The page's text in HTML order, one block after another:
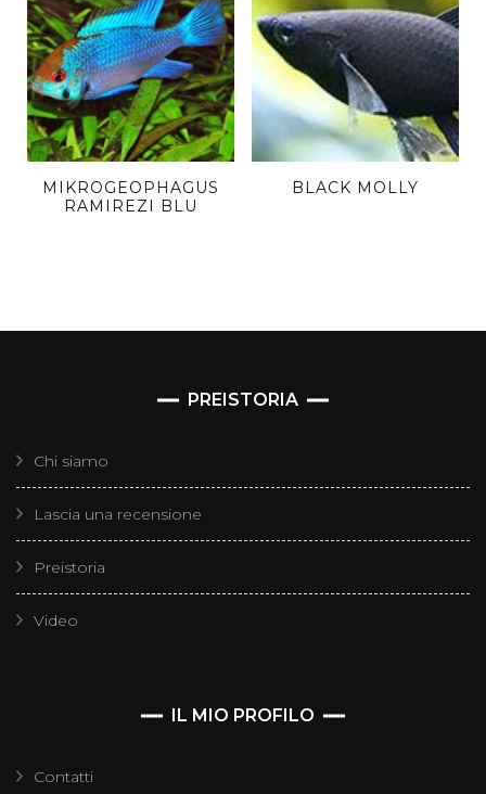
MIKROGEOPHAGUS
RAMIREZI BLU
BLACK MOLLY
PREISTORIA
Chi siamo
Lascia una recensione
Preistoria
Video
IL MIO PROFILO
Contatti